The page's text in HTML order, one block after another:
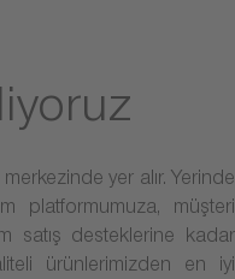
yer alır. Yerinde
platformumuza, müşteri
satış desteklerine kadar
ürünlerimizden en iyi